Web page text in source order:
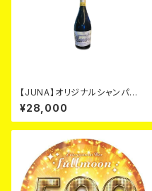
【JUNA】オリジナルシャンパ
ン シルバー カード
¥28,000